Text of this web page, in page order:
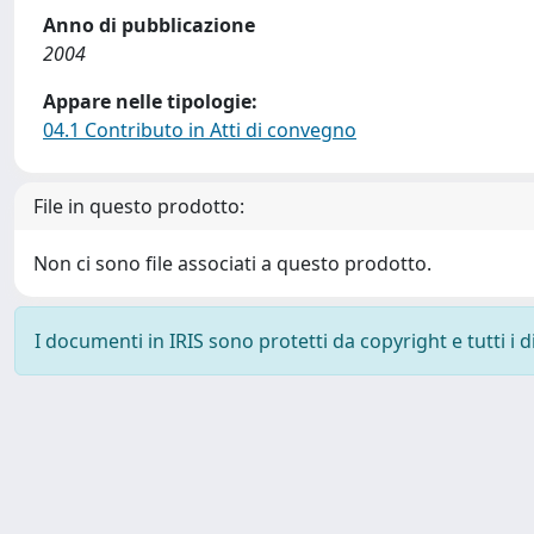
Anno di pubblicazione
2004
Appare nelle tipologie:
04.1 Contributo in Atti di convegno
File in questo prodotto:
Non ci sono file associati a questo prodotto.
I documenti in IRIS sono protetti da copyright e tutti i